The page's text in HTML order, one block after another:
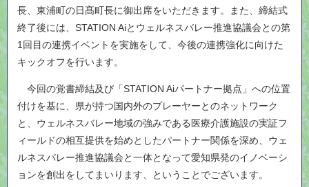
長、東浦町の日髙町長に御出席をいただきます。また、締結式
終了後には、STATION Aiとウェルネスバレー推進協議会との第
1回目の連携イベントを実施をして、今後の連携強化に向けた
キックオフを行います。
今回の覚書締結及び「STATION Aiパートナー拠点」への位置
付けを基に、県が持つ国内外のプレーヤーとのネットワーク
と、ウェルネスバレー地域の強みである医療介護施設の実証フ
ィールドの相互提供を始めとしたパートナー関係を深め、ウェ
ルネスバレー推進協議会と一体となって愛知県発のイノベーシ
ョンを創出をしてまいります、ということでございます。